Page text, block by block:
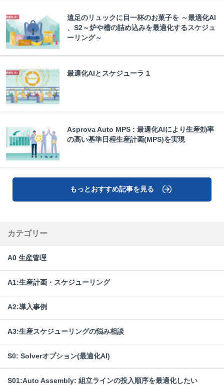
遠足のリュックに目一杯のお菓子を ～最適化AI
、S2～炉や槽の詰め込みを最適化するスケジュ
ーリング～
最適化AIとスケジューラ 1
Asprova Auto MPS : 最適化AIにより生産効率
の高い基準日程生産計画(MPS)を実現
もっとおすすめ記事を見る
カテゴリー
A0 生産管理
A1:生産計画・スケジューリング
A2:導入事例
A3:生産スケジューリングの悩み相談
S0: Solverオプション(最適化AI)
S01:Auto Assembly: 組立ラインの投入順序を最適化したい